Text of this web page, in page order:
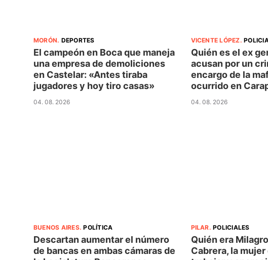
MORÓN. DEPORTES
El campeón en Boca que maneja
una empresa de demoliciones
en Castelar: «Antes tiraba
jugadores y hoy tiro casas»
04. 08. 2026
VICENTE LÓPEZ.
Quién es el ex
acusan por un
encargo de la
ocurrido en
04. 08. 2026
BUENOS AIRES.POLÍTICA
Descartan aumentar el número
de bancas en ambas cámaras de
PILAR.POLICIALES
Quién era
Cabrera, la mujer